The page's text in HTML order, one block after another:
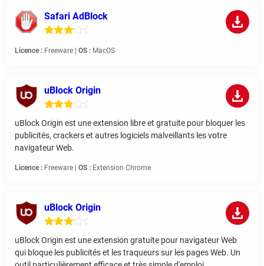
Safari AdBlock
Licence : Freeware | OS : MacOS
uBlock Origin
uBlock Origin est une extension libre et gratuite pour bloquer les
publicités, crackers et autres logiciels malveillants les votre
navigateur Web.
Licence : Freeware | OS : Extension Chrome
uBlock Origin
uBlock Origin est une extension gratuite pour navigateur Web
qui bloque les publicités et les traqueurs sur les pages Web. Un